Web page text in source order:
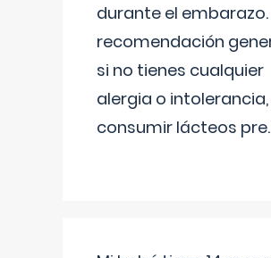
durante el embarazo.
recomendación
si no tienes cualquier
alergia o intolerancia,
consumir lácteos pre